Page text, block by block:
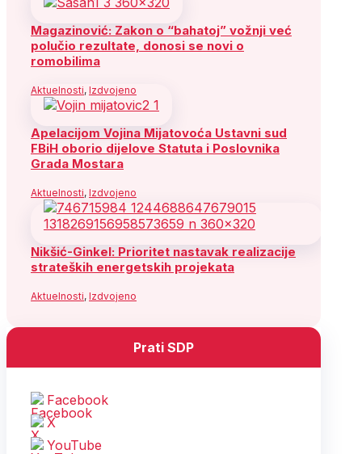
Magazinović: Zakon o “bahatoj” vožnji već
polučio rezultate, donosi se novi o
romobilima
Aktuelnosti, Izdvojeno
Apelacijom Vojina Mijatovoća Ustavni sud
FBiH oborio dijelove Statuta i Poslovnika
Grada Mostara
Aktuelnosti, Izdvojeno
Nikšić-Ginkel: Prioritet nastavak realizacije
strateških energetskih projekata
Aktuelnosti, Izdvojeno
Prati SDP
Facebook
X
YouTube